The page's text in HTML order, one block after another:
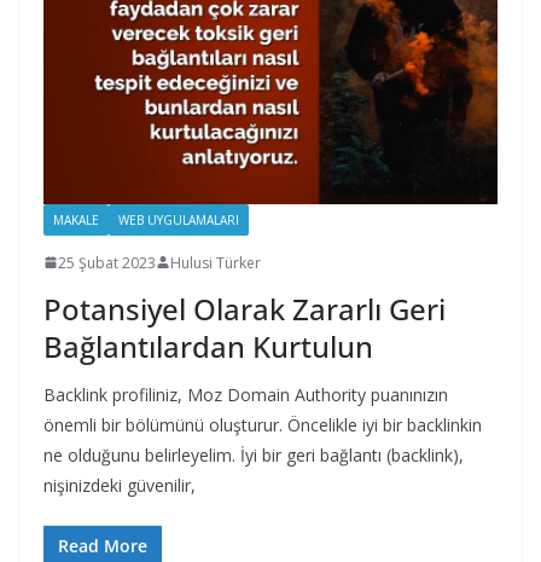
MAKALE WEB UYGULAMALARI
25 Şubat 2023 Hulusi Türker
Potansiyel Olarak Zararlı Geri
Bağlantılardan Kurtulun
Backlink profiliniz, Moz Domain Authority puanınızın
önemli bir bölümünü oluşturur. Öncelikle iyi bir backlinkin
ne olduğunu belirleyelim. İyi bir geri bağlantı (backlink),
nişinizdeki güvenilir,
Read More